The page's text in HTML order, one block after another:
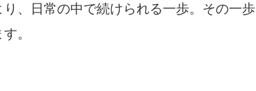
、日常の中で続けられる一歩。その一歩
。